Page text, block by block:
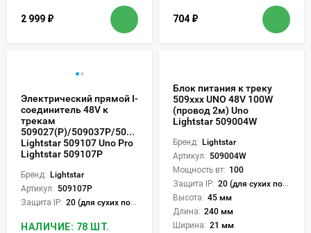
2 999 ₽ 704 ₽
Электрический прямой I-
соединитель 48V к
трекам
509027(P)/509037P/509227(P)/509237P
Lightstar 509107 Uno Pro
Lightstar 509107P
Бренд: Lightstar
Артикул: 509107P
Защита IP: 20 (для сухих пом.)
НАЛИЧИЕ: 78 ШТ.
Блок питания к треку
509ххх UNO 48V 100W
(провод 2м) Uno
Lightstar 509004W
Бренд: Lightstar
Артикул: 509004W
Мощность вт: 100
Защита IP: 20 (для сухих пом.)
Высота: 45 мм
Длина: 240 мм
Ширина: 21 мм